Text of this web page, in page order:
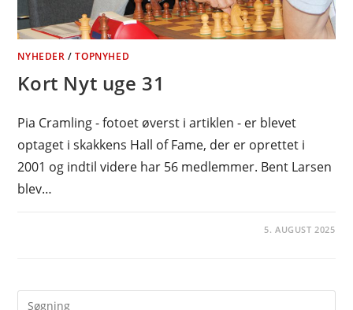
NYHEDER /TOPNYHED
Kort Nyt uge 31
Pia Cramling - fotoet øverst i artiklen - er blevet
optaget i skakkens Hall of Fame, der er oprettet i
2001 og indtil videre har 56 medlemmer. Bent Larsen
blev…
5. AUGUST 2025